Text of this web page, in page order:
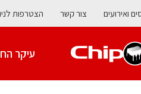
ואירועים צור קשר הצטרפות
עיקר